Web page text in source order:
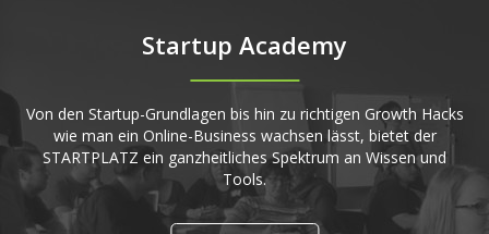
Startup Academy
Von den Startup-Grundlagen bis hin zu richtigen Growth Hacks
wie man ein Online-Business wachsen lässt, bietet der
STARTPLATZ ein ganzheitliches Spektrum an Wissen und
Tools.